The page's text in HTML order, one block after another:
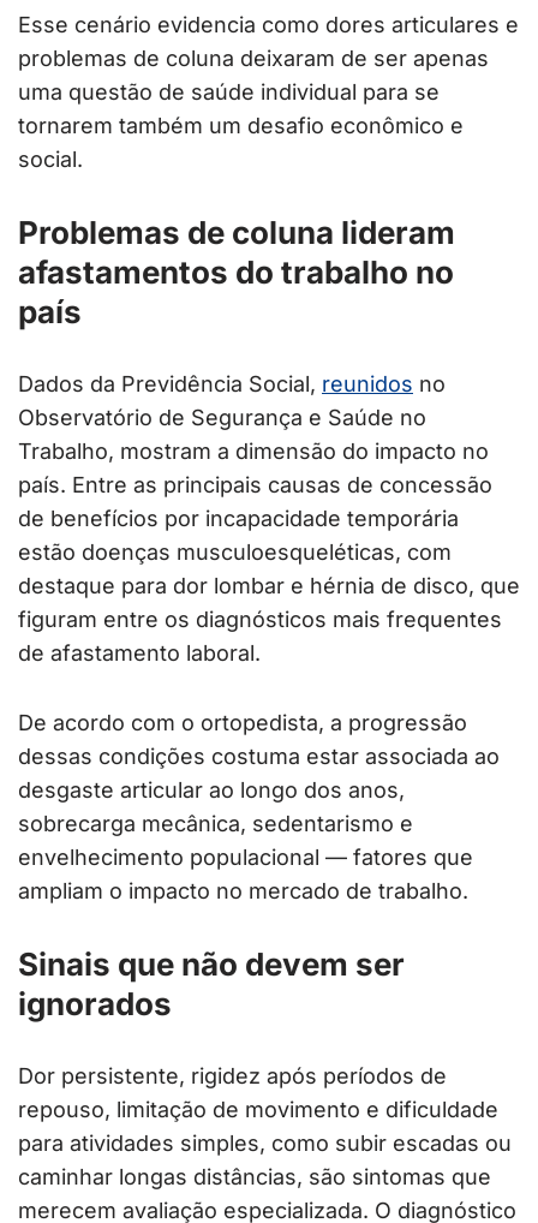
Esse cenário evidencia como dores articulares e
problemas de coluna deixaram de ser apenas
uma questão de saúde individual para se
tornarem também um desafio econômico e
social.
Problemas de coluna lideram
afastamentos do trabalho no
país
Dados da Previdência Social, reunidos no
Observatório de Segurança e Saúde no
Trabalho, mostram a dimensão do impacto no
país. Entre as principais causas de concessão
de benefícios por incapacidade temporária
estão doenças musculoesqueléticas, com
destaque para dor lombar e hérnia de disco, que
figuram entre os diagnósticos mais frequentes
de afastamento laboral.
De acordo com o ortopedista, a progressão
dessas condições costuma estar associada ao
desgaste articular ao longo dos anos,
sobrecarga mecânica, sedentarismo e
envelhecimento populacional — fatores que
ampliam o impacto no mercado de trabalho.
Sinais que não devem ser
ignorados
Dor persistente, rigidez após períodos de
repouso, limitação de movimento e dificuldade
para atividades simples, como subir escadas ou
caminhar longas distâncias, são sintomas que
merecem avaliação especializada. O diagnóstico